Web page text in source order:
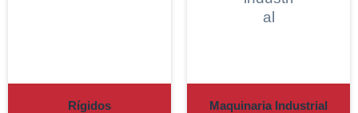
Rígidos Maquinaria Industrial